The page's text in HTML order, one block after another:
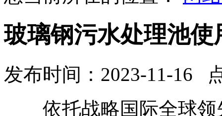
玻璃钢污水处理池
发布时间：2023-11-16
依托战略国际全球领